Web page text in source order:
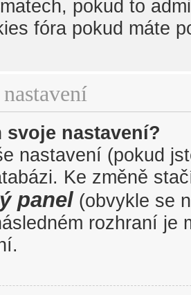
pokud to
fóra pokud máte
svoje nastavení?
nastavení (pokud
Ke změně
panel (obvykle se
rozhraní je